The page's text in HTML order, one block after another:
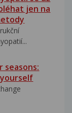
jen na
seasons: